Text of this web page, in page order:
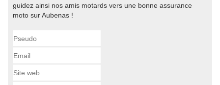
guidez ainsi nos amis motards vers une bonne assurance
moto sur Aubenas !